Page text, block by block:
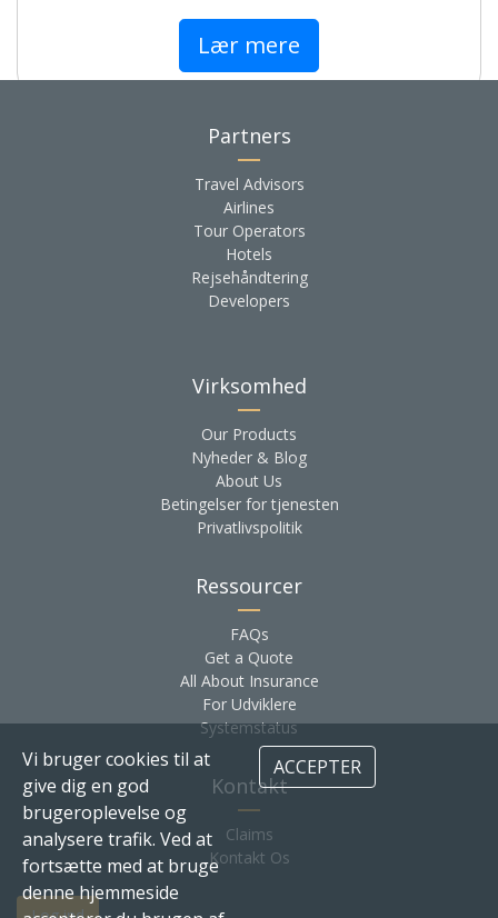
Lær mere
Partners
Travel Advisors
Airlines
Tour Operators
Hotels
Rejsehåndtering
Developers
Virksomhed
Our Products
Nyheder & Blog
About Us
Betingelser for tjenesten
Privatlivspolitik
Ressourcer
FAQs
Get a Quote
All About Insurance
For Udviklere
Systemstatus
Kontakt
Claims
Kontakt Os
Vi bruger cookies til at
give dig en god
brugeroplevelse og
analysere trafik. Ved at
fortsætte med at bruge
denne hjemmeside
ACCEPTER